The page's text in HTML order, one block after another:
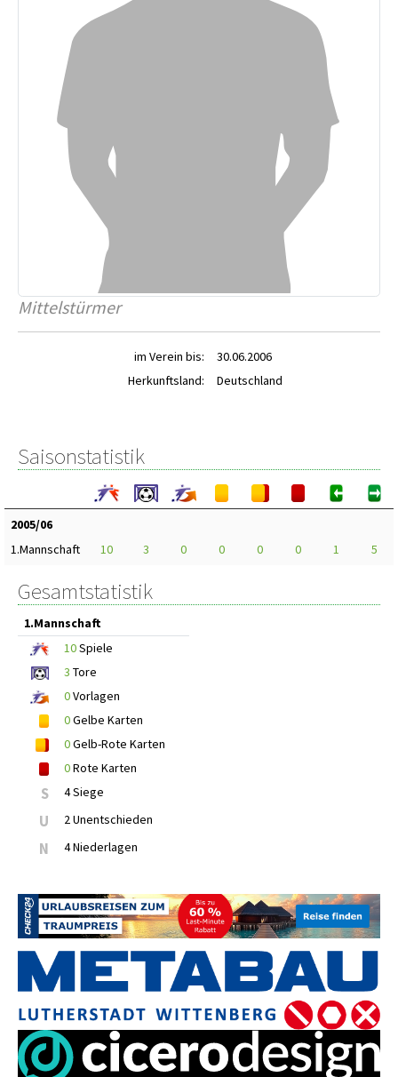
Mittelstürmer
im Verein bis:
30.06.2006
Herkunftsland:
Deutschland
Saisonstatistik
2005/06
1.Mannschaft
10 3 0 0 0 0 1 5
Gesamtstatistik
1.Mannschaft
10Spiele
3 Tore
0Vorlagen
0Gelbe Karten
0Gelb-Rote Karten
0Rote Karten
S 4 Siege
U 2 Unentschieden
N 4 Niederlagen